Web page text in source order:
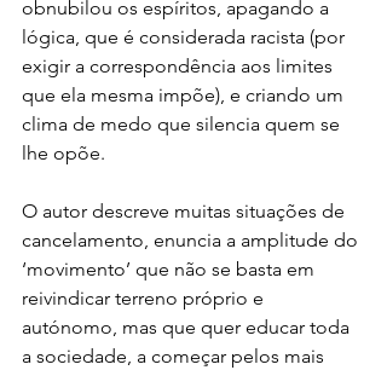
obnubilou os espíritos, apagando a
lógica, que é considerada racista (por
exigir a correspondência aos limites
que ela mesma impõe), e criando um
clima de medo que silencia quem se
lhe opõe.
O autor descreve muitas situações de
cancelamento, enuncia a amplitude do
‘movimento’ que não se basta em
reivindicar terreno próprio e
autónomo, mas que quer educar toda
a sociedade, a começar pelos mais